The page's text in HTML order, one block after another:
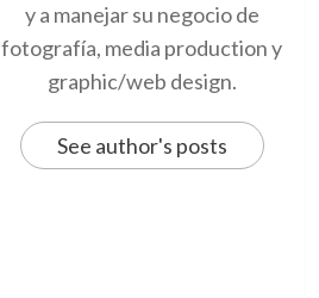
y a manejar su negocio de
fotografía, media production y
graphic/web design.
See author's posts